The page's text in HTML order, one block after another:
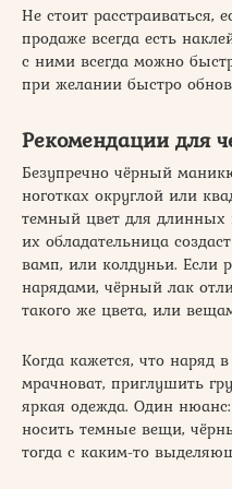
Не стоит расстраиваться,
продаже всегда есть
с ними всегда можно
при желании быстро
Рекомендации для
Безупречно чёрный
ноготках округлой или
темный цвет для длинных
их обладательница
вамп, или колдуньи. Если
нарядами, чёрный лак
такого же цвета, или
Когда кажется, что наряд
мрачноват, приглушить
яркая одежда. Один
носить темные вещи,
тогда с каким-то